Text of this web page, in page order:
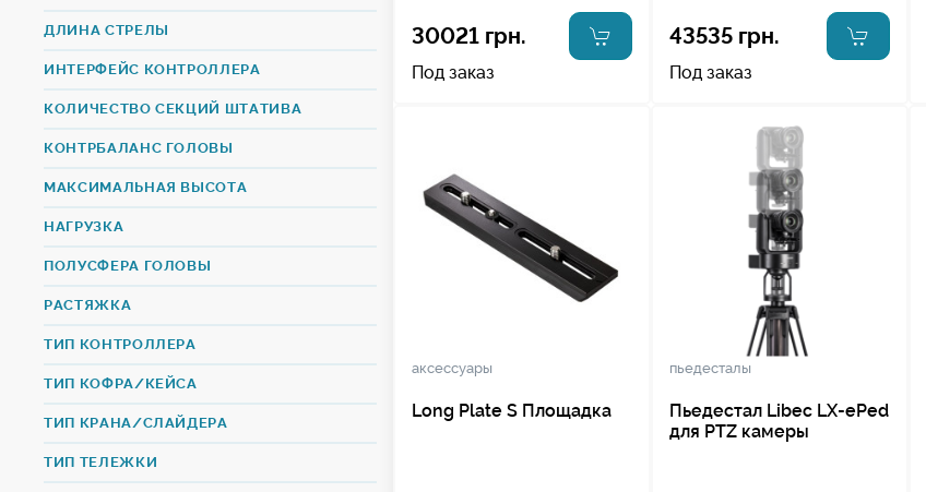
ДЛИНА СТРЕЛЫ
ИНТЕРФЕЙС КОНТРОЛЛЕРА
КОЛИЧЕСТВО СЕКЦИЙ ШТАТИВА
КОНТРБАЛАНС ГОЛОВЫ
МАКСИМАЛЬНАЯ ВЫСОТА
НАГРУЗКА
ПОЛУСФЕРА ГОЛОВЫ
РАСТЯЖКА
ТИП КОНТРОЛЛЕРА
ТИП КОФРА/КЕЙСА
ТИП КРАНА/СЛАЙДЕРА
ТИП ТЕЛЕЖКИ
30021 грн.
Под заказ
43535 грн.
Под заказ
аксессуары
Long Plate S Площадка
пьедесталы
Пьедестал Libec LX-ePed
для PTZ камеры